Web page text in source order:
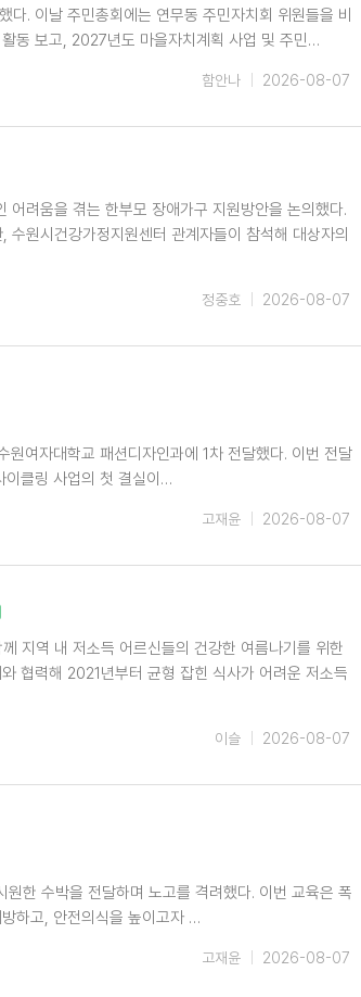
. 이날 주민총회에는 연무동 주민자치회 위원들을 비
동 보고, 2027년도 마을자치계획 사업 및 주민…
2026-08-07
함안나
려움을 겪는 한부모 장애가구 지원방안을 논의했다.
원시건강가정지원센터 관계자들이 참석해 대상자의
2026-08-07
정중호
여자대학교 패션디자인과에 1차 전달했다. 이번 전달
이클링 사업의 첫 결실이…
2026-08-07
고재윤
지역 내 저소득 어르신들의 건강한 여름나기를 위한
협력해 2021년부터 균형 잡힌 식사가 어려운 저소득
2026-08-07
이슬
한 수박을 전달하며 노고를 격려했다. 이번 교육은 폭
하고, 안전의식을 높이고자 …
2026-08-07
고재윤